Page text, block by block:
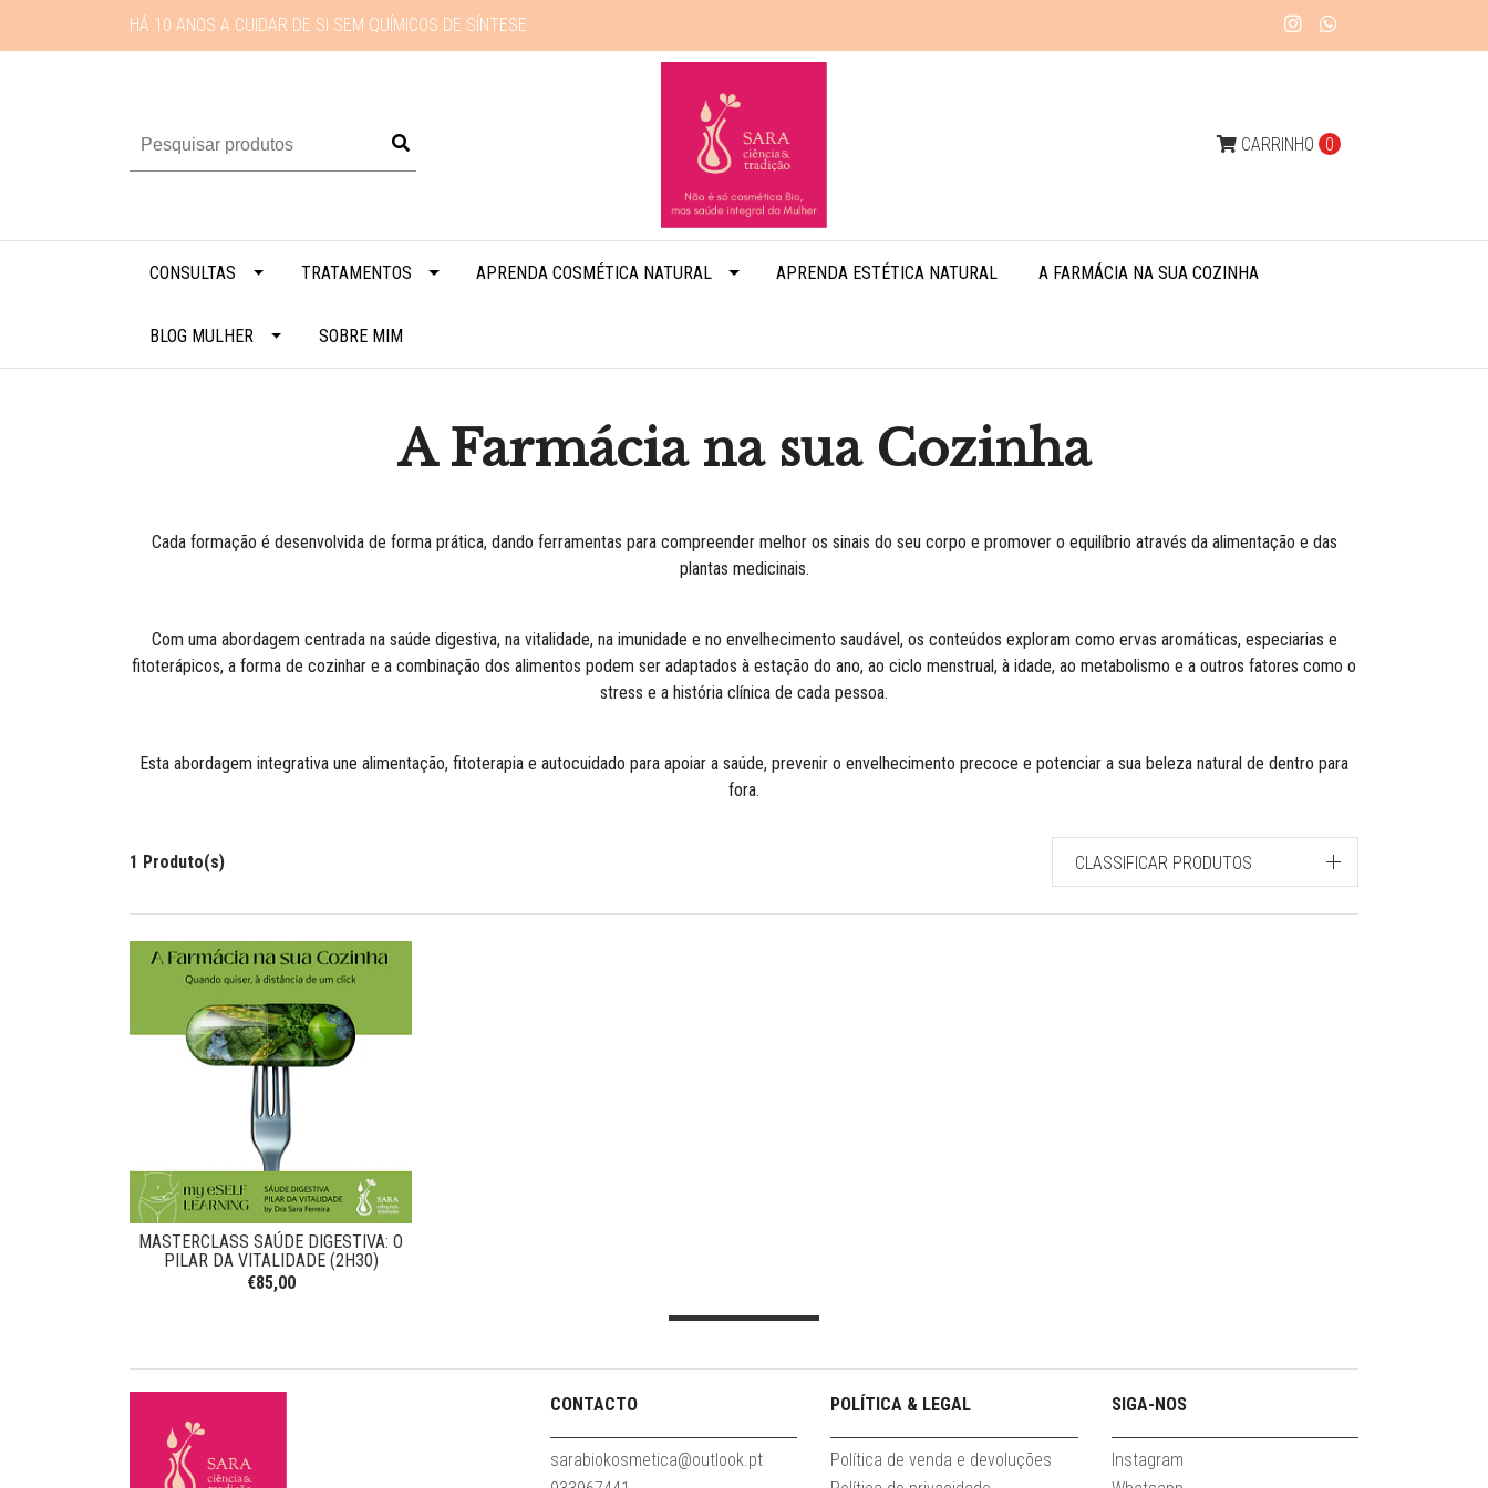
HÁ 10 ANOS A CUIDAR DE SI SEM QUÍMICOS DE SÍNTESE
CARRINHO 0
CONSULTAS TRATAMENTOS APRENDA COSMÉTICA NATURAL APRENDA ESTÉTICA NATURAL A FARMÁCIA NA SUA COZINHA
BLOG MULHER SOBRE MIM
A Farmácia na sua Cozinha
Cada formação é desenvolvida de forma prática, dando ferramentas para compreender melhor os sinais do seu corpo e promover o equilíbrio através da alimentação e das
plantas medicinais.
Com uma abordagem centrada na saúde digestiva, na vitalidade, na imunidade e no envelhecimento saudável, os conteúdos exploram como ervas aromáticas, especiarias e
fitoterápicos, a forma de cozinhar e a combinação dos alimentos podem ser adaptados à estação do ano, ao ciclo menstrual, à idade, ao metabolismo e a outros fatores como o
stress e a história clínica de cada pessoa.
Esta abordagem integrativa une alimentação, fitoterapia e autocuidado para apoiar a saúde, prevenir o envelhecimento precoce e potenciar a sua beleza natural de dentro para
fora.
1 Produto(s) CLASSIFICAR PRODUTOS
MASTERCLASS SAÚDE DIGESTIVA: O
PILAR DA VITALIDADE (2H30)
€85,00
CONTACTO
sarabiokosmetica@outlook.pt
POLÍTICA & LEGAL
Política de venda e devoluções
SIGA-NOS
Instagram